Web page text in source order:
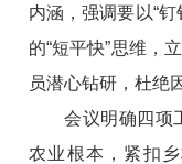
内涵，强调要以“
的“短平快”思维，
员潜心钻研，杜绝
会议明确四项
农业根本，紧扣